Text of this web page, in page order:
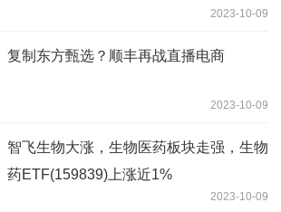
2023-10-09
复制东方甄选？顺丰再战直播电商
2023-10-09
智飞生物大涨，生物医药板块走强，生物
药ETF(159839)上涨近1%
2023-10-09